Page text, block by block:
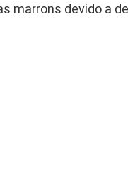
marrons devido a